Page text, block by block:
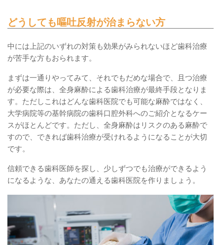
どうしても嘔吐反射が治まらない方
中には上記のいずれの対策も効果がみられないほど歯科治療
が苦手な方もおられます。
まずは一通りやってみて、それでもだめな場合で、且つ治療
が必要な際は、全身麻酔による歯科治療が最終手段となりま
す。ただしこれはどんな歯科医院でも可能な麻酔ではなく、
大学病院等の基幹病院の歯科口腔外科へのご紹介となるケー
スがほとんどです。ただし、全身麻酔はリスクのある麻酔で
すので、できれば歯科治療が受けれるようになることが大切
です。
信頼できる歯科医師を探し、少しずつでも治療ができるよう
になるような、あなたの通える歯科医院を作りましょう。